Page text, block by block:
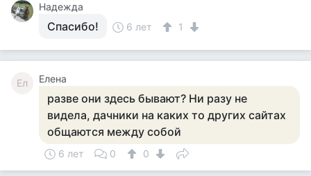
Надежда
Спасибо! 6 лет 1
Ел Елена
разве они здесь бывают? Ни разу не
видела, дачники на каких то других сайтах
общаются между собой
6 лет 0 0